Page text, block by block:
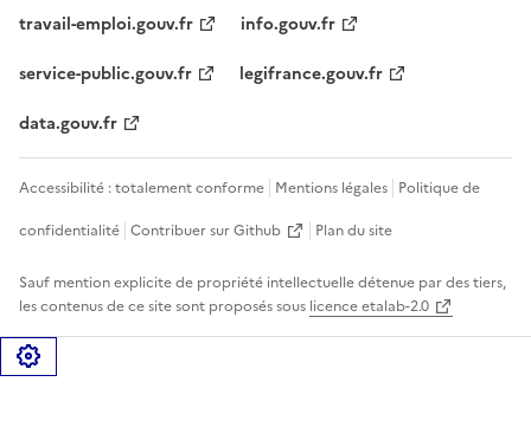
travail-emploi.gouv.fr
info.gouv.fr
service-public.gouv.fr
legifrance.gouv.fr
data.gouv.fr
Accessibilité : totalement conforme Mentions légales Politique de
confidentialité Contribuer sur Github Plan du site
Sauf mention explicite de propriété intellectuelle détenue par des tiers,
les contenus de ce site sont proposés sous licence etalab-2.0
Gérer les cookies